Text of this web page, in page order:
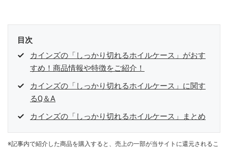
目次
カインズの「しっかり切れるホイルケース」がおす
すめ！商品情報や特徴をご紹介！
カインズの「しっかり切れるホイルケース」に関す
るQ＆A
カインズの「しっかり切れるホイルケース」まとめ
※記事内で紹介した商品を購入すると、売上の一部が当サイトに還元されるこ